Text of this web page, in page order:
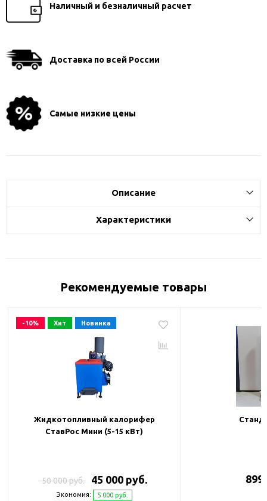
Наличный и безналичный расчет
Доставка по всей России
Самые низкие цены
Описание
Характеристики
Рекомендуемые товары
-10% Хит Новинка
Жидкотопливный калорифер
СтавРос Мини (5-15 кВт)
50 000 руб. 45 000 руб.
Экономия: 5 000 руб.
899